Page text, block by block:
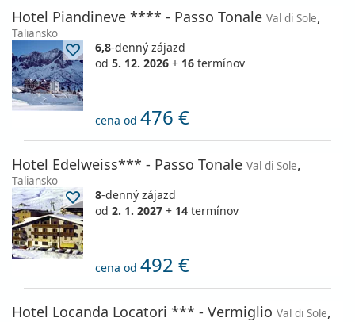
Hotel Piandineve **** - Passo Tonale Val di Sole,
Taliansko
6,8-denný zájazd
od 5. 12. 2026 + 16 termínov
cena od 476 €
Hotel Edelweiss*** - Passo Tonale Val di Sole,
Taliansko
8-denný zájazd
od 2. 1. 2027 + 14 termínov
cena od 492 €
Hotel Locanda Locatori *** - Vermiglio Val di Sole,